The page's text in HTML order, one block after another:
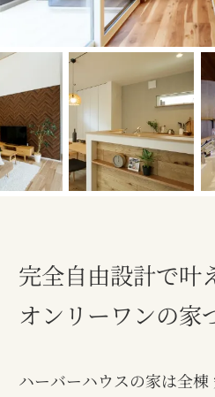
完全自由設計で叶
オンリーワンの家
ハーバーハウスの家は全棟